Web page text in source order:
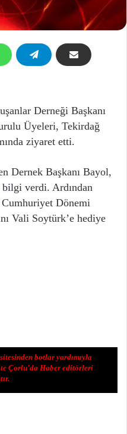
Derneği Başkanı
Üyeleri, Tekirdağ
ziyaret etti.
Dernek Başkanı Bayol,
verdi. Ardından
Cumhuriyet Dönemi
Vali Soytürk’e hediye
botlar yardımıyla
Çorlu’da Haber editörleri